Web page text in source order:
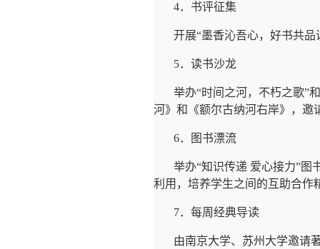
4．书评征集
开展“墨香沁吾心，好书共
5．读书沙龙
举办“时间之河，不朽之歌”
河》和《额尔古纳河右岸》，邀
6．图书漂流
举办“知识传递 爱心接力”图
利用，培养学生之间的互助合作
7．每周经典导读
由南京大学、苏州大学邀请